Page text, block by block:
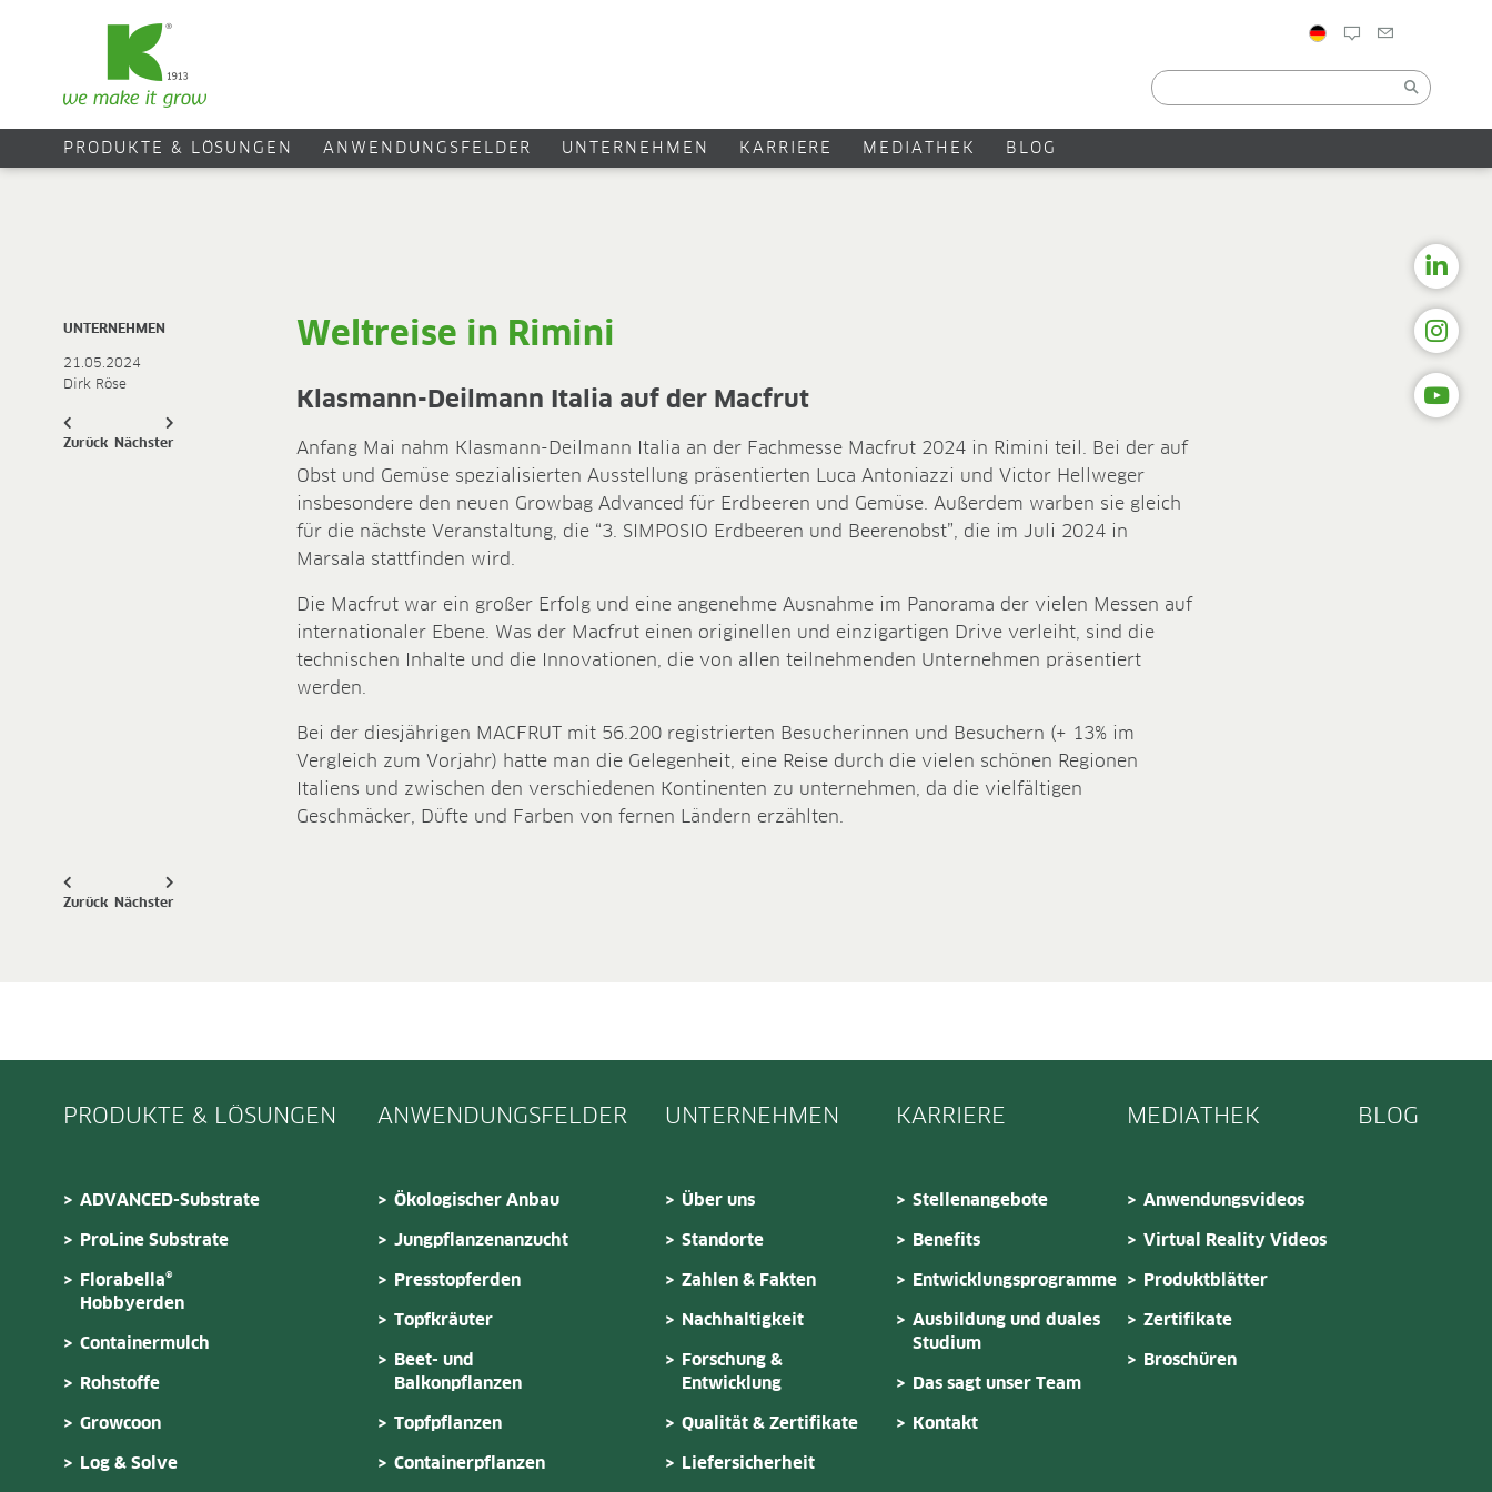
PRODUKTE & LÖSUNGEN ANWENDUNGSFELDER UNTERNEHMEN KARRIERE MEDIATHEK BLOG
UNTERNEHMEN
21.05.2024
Dirk Röse
Zurück Nächster
Weltreise in Rimini
Klasmann-Deilmann Italia auf der Macfrut
Anfang Mai nahm Klasmann-Deilmann Italia an der Fachmesse Macfrut 2024 in Rimini teil. Bei der auf
Obst und Gemüse spezialisierten Ausstellung präsentierten Luca Antoniazzi und Victor Hellweger
insbesondere den neuen Growbag Advanced für Erdbeeren und Gemüse. Außerdem warben sie gleich
für die nächste Veranstaltung, die “3. SIMPOSIO Erdbeeren und Beerenobst”, die im Juli 2024 in
Marsala stattfinden wird.
Die Macfrut war ein großer Erfolg und eine angenehme Ausnahme im Panorama der vielen Messen auf
internationaler Ebene. Was der Macfrut einen originellen und einzigartigen Drive verleiht, sind die
technischen Inhalte und die Innovationen, die von allen teilnehmenden Unternehmen präsentiert
werden.
Bei der diesjährigen MACFRUT mit 56.200 registrierten Besucherinnen und Besuchern (+ 13% im
Vergleich zum Vorjahr) hatte man die Gelegenheit, eine Reise durch die vielen schönen Regionen
Italiens und zwischen den verschiedenen Kontinenten zu unternehmen, da die vielfältigen
Geschmäcker, Düfte und Farben von fernen Ländern erzählten.
Zurück Nächster
PRODUKTE & LÖSUNGEN
ADVANCED-Substrate
ProLine Substrate
Florabella®
Hobbyerden
Containermulch
Rohstoffe
Growcoon
Log & Solve
ANWENDUNGSFELDER
Ökologischer Anbau
Jungpflanzenanzucht
Presstopferden
Topfkräuter
Beet- und
Balkonpflanzen
Topfpflanzen
Containerpflanzen
UNTERNEHMEN
Über uns
Standorte
Zahlen & Fakten
Nachhaltigkeit
Forschung &
Entwicklung
Qualität & Zertifikate
Liefersicherheit
KARRIERE
Stellenangebote
Benefits
Entwicklungsprogramme
Ausbildung und duales
Studium
Das sagt unser Team
Kontakt
MEDIATHEK
Anwendungsvideos
Virtual Reality Videos
Produktblätter
Zertifikate
Broschüren
BLOG